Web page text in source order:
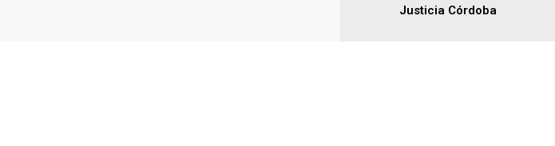
Justicia Córdoba